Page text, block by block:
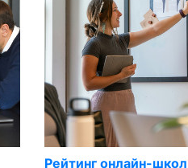
Рейтинг онлайн-школ